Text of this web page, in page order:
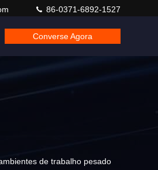
86-0371-6892-1527
Converse Agora
de trabalho pesado